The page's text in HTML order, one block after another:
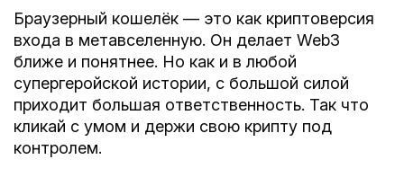
Браузерный кошелёк — это как криптоверсия
входа в метавселенную. Он делает Web3
ближе и понятнее. Но как и в любой
супергеройской истории, с большой силой
приходит большая ответственность. Так что
кликай с умом и держи свою крипту под
контролем.